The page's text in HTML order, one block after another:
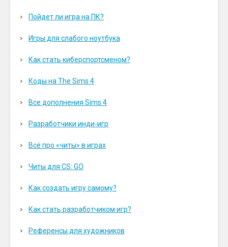
Пойдет ли игра на ПК?
Игры для слабого ноутбука
Как стать киберспортсменом?
Коды на The Sims 4
Все дополнения Sims 4
Разработчики инди-игр
Всё про «читы» в играх
Читы для CS: GO
Как создать игру самому?
Как стать разработчиком игр?
Референсы для художников